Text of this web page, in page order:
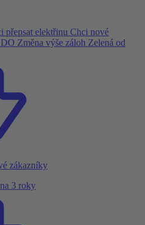
přepsat elektřinu Chci nové
Změna výše záloh Zelená od
zákazníky
3 roky